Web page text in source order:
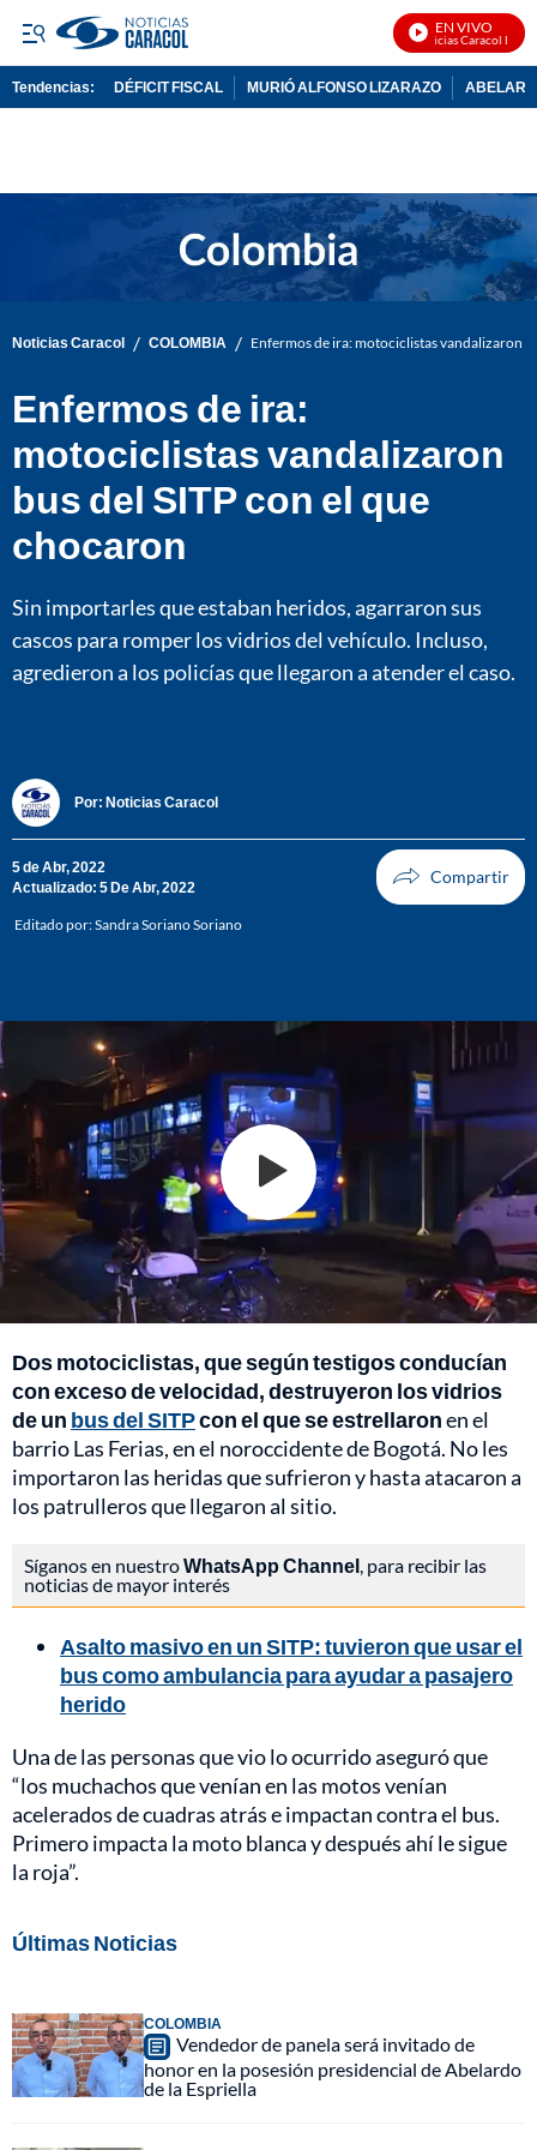
EN VIVO
Noticias Caracol En
Tendencias: DÉFICIT FISCAL MURIÓ ALFONSO LIZARAZO
Noticias Caracol / COLOMBIA / Enfermos de ira: motociclistas vandalizaron
Enfermos de ira:
motociclistas vandalizaron
bus del SITP con el que
chocaron
Sin importarles que estaban heridos, agarraron sus
cascos para romper los vidrios del vehículo. Incluso,
agredieron a los policías que llegaron a atender el caso.
Por: Noticias Caracol
5 de Abr, 2022
Actualizado: 5 De Abr, 2022
Editado por:Sandra Soriano Soriano
Dos motociclistas, que según testigos conducían
con exceso de velocidad, destruyeron los vidrios
de un bus del SITPcon el que se estrellaronen el
barrio Las Ferias, en el noroccidente de Bogotá. No les
importaron las heridas que sufrieron y hasta atacaron a
los patrulleros que llegaron al sitio.
Síganos en nuestroWhatsApp Channel , para recibir las
noticias de mayor interés
Asalto masivo en un SITP: tuvieron que usar el
bus como ambulancia para ayudar a pasajero
herido
Una de las personas que vio lo ocurrido aseguró que
“los muchachos que venían en las motos venían
acelerados de cuadras atrás e impactan contra el bus.
Primero impacta la moto blanca y después ahí le sigue
la roja”.
Últimas Noticias
COLOMBIA
Vendedor de panela será invitado de
honor en la posesión presidencial de Abelardo
de la Espriella